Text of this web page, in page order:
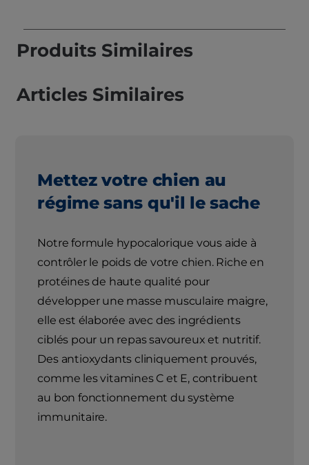
Produits Similaires
Articles Similaires
Mettez votre chien au
régime sans qu'il le sache
Notre formule hypocalorique vous aide à
contrôler le poids de votre chien. Riche en
protéines de haute qualité pour
développer une masse musculaire maigre,
elle est élaborée avec des ingrédients
ciblés pour un repas savoureux et nutritif.
Des antioxydants cliniquement prouvés,
comme les vitamines C et E, contribuent
au bon fonctionnement du système
immunitaire.